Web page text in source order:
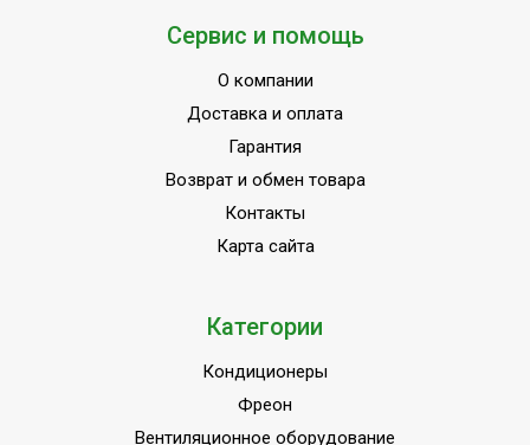
Сервис и помощь
О компании
Доставка и оплата
Гарантия
Возврат и обмен товара
Контакты
Карта сайта
Категории
Кондиционеры
Фреон
Вентиляционное оборудование